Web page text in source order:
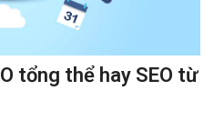
tổng thể hay SEO từ